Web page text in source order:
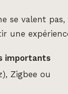
se valent
une
importants
Zigbee ou